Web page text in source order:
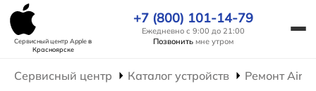
Сервисный центр Appleв
Красноярске
+7 (800) 101-14-79
Ежедневно с 9:00 до 21:00
Позвонить мне утром
Сервисный центр Каталог устройств Ремонт